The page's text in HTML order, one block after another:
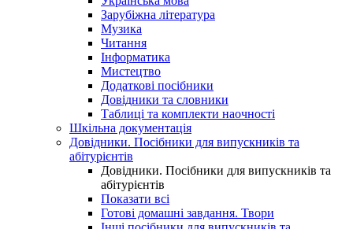
Зарубіжна література
Музика
Читання
Інформатика
Мистецтво
Додаткові посібники
Довідники та словники
Таблиці та комплекти наочності
Шкільна документація
Довідники. Посібники для випускників та
абітурієнтів
Довідники. Посібники для випускників та
абітурієнтів
Показати всі
Готові домашні завдання. Твори